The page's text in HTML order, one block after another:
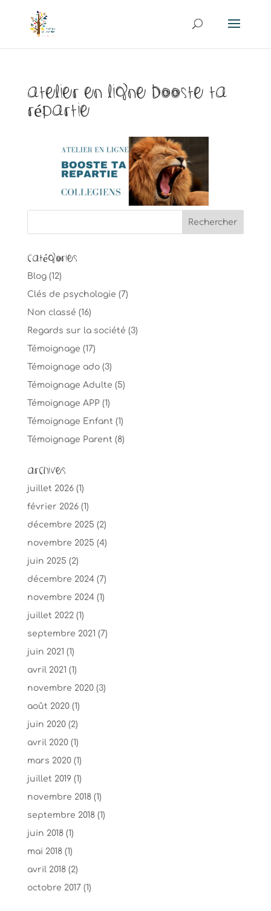
atelier en ligne booste ta
répartie
Catégories
Blog(12)
Clés de psychologie (7)
Non classé (16)
Regards sur la société (3)
Témoignage (17)
Témoignage ado(3)
Témoignage Adulte (5)
Témoignage APP(1)
Témoignage Enfant (1)
Témoignage Parent (8)
Archives
juillet 2026(1)
février 2026(1)
décembre 2025 (2)
novembre 2025 (4)
juin 2025 (2)
décembre 2024(7)
novembre 2024(1)
juillet 2022(1)
septembre 2021 (7)
juin 2021 (1)
avril 2021 (1)
novembre 2020(3)
août 2020(1)
juin 2020(2)
avril 2020(1)
mars 2020(1)
juillet 2019(1)
novembre 2018(1)
septembre 2018(1)
juin 2018(1)
mai 2018(1)
avril 2018(2)
octobre 2017 (1)